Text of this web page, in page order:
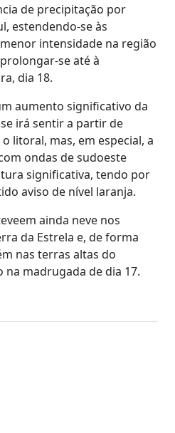
de precipitação por
estendendo-se às
intensidade na região
se até à
dia 18.
aumento significativo da
irá sentir a partir de
litoral, mas, em especial, a
ondas de sudoeste
significativa, tendo por
aviso de nível laranja.
ainda neve nos
da Estrela e, de forma
nas terras altas do
madrugada de dia 17.